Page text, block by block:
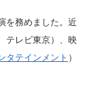
を務めました。近
テレビ東京）、映
タテインメント ）